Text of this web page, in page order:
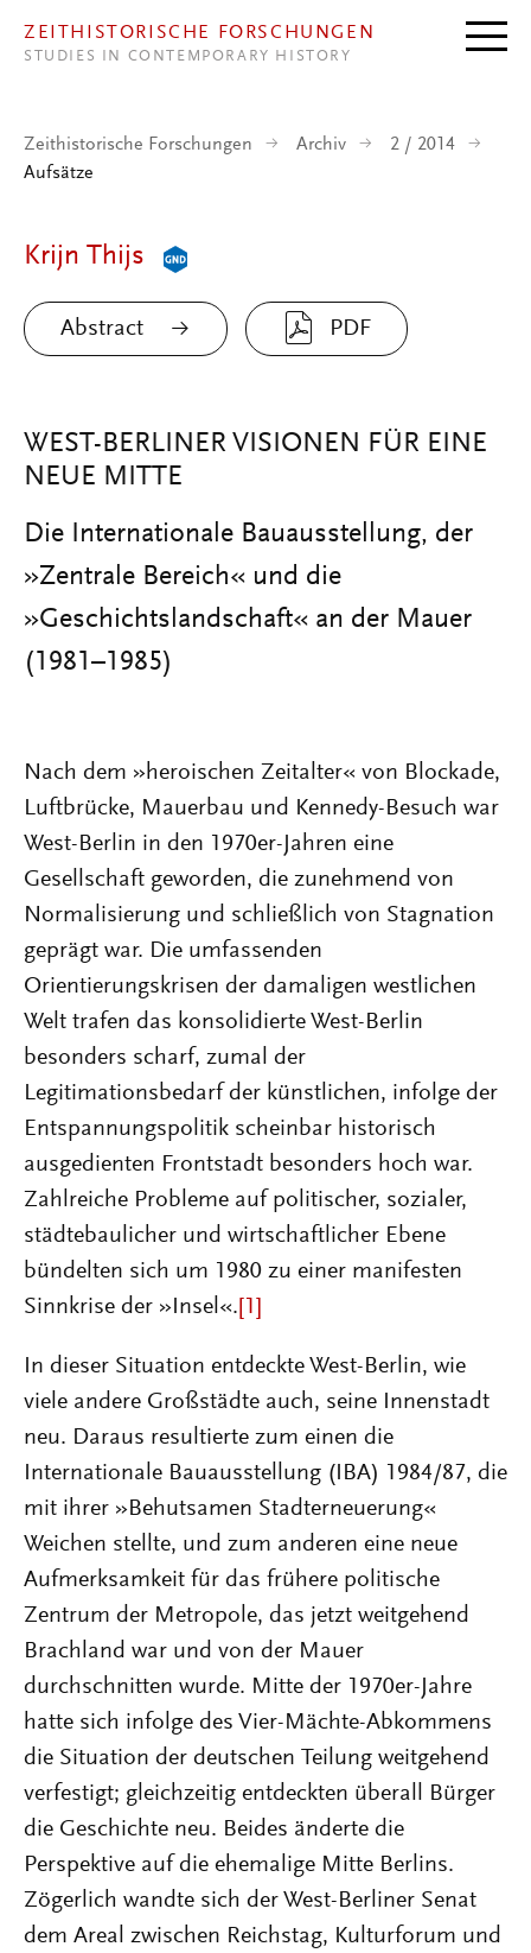
ZEITHISTORISCHE FORSCHUNGEN
STUDIES IN CONTEMPORARY HISTORY
Zeithistorische Forschungen Archiv
2 / 2014
Aufsätze
Krijn Thijs
Abstract PDF
WEST-BERLINER VISIONEN FÜR EINE
NEUE MITTE
Die Internationale Bauausstellung, der
»Zentrale Bereich« und die
»Geschichtslandschaft« an der Mauer
(1981–1985)
Nach dem »heroischen Zeitalter« von Blockade,
Luftbrücke, Mauerbau und Kennedy-Besuch war
West-Berlin in den 1970er-Jahren eine
Gesellschaft geworden, die zunehmend von
Normalisierung und schließlich von Stagnation
geprägt war. Die umfassenden
Orientierungskrisen der damaligen westlichen
Welt trafen das konsolidierte West-Berlin
besonders scharf, zumal der
Legitimationsbedarf der künstlichen, infolge der
Entspannungspolitik scheinbar historisch
ausgedienten Frontstadt besonders hoch war.
Zahlreiche Probleme auf politischer, sozialer,
städtebaulicher und wirtschaftlicher Ebene
bündelten sich um 1980 zu einer manifesten
Sinnkrise der »Insel«. [1]
In dieser Situation entdeckte West-Berlin, wie
viele andere Großstädte auch, seine Innenstadt
neu. Daraus resultierte zum einen die
Internationale Bauausstellung (IBA) 1984/87, die
mit ihrer »Behutsamen Stadterneuerung«
Weichen stellte, und zum anderen eine neue
Aufmerksamkeit für das frühere politische
Zentrum der Metropole, das jetzt weitgehend
Brachland war und von der Mauer
durchschnitten wurde. Mitte der 1970er-Jahre
hatte sich infolge des Vier-Mächte-Abkommens
die Situation der deutschen Teilung weitgehend
verfestigt; gleichzeitig entdeckten überall Bürger
die Geschichte neu. Beides änderte die
Perspektive auf die ehemalige Mitte Berlins.
Zögerlich wandte sich der West-Berliner Senat
dem Areal zwischen Reichstag, Kulturforum und